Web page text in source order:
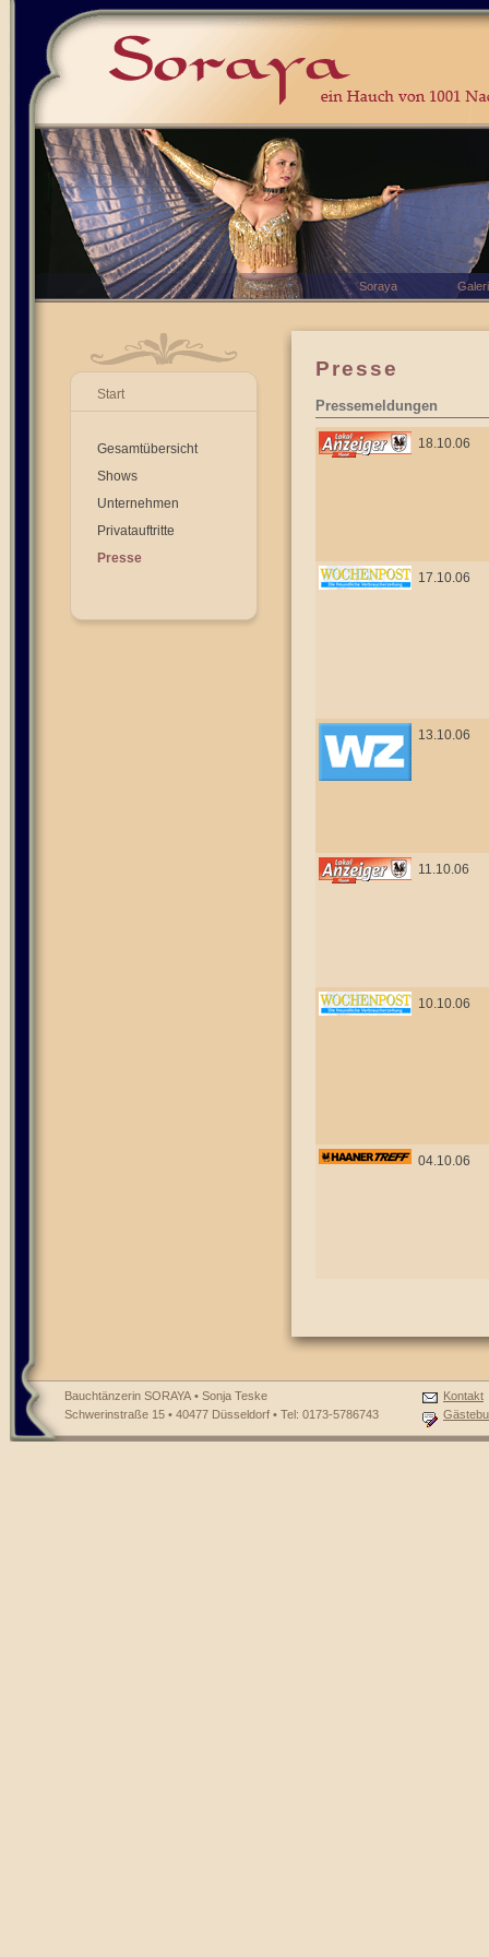
Start
Gesamtübersicht
Shows
Unternehmen
Privatauftritte
Presse
Presse
Pressemeldungen
18.10.06
17.10.06
13.10.06
11.10.06
10.10.06
04.10.06
Bauchtänzerin SORAYA • Sonja Teske
Schwerinstraße 15 • 40477 Düsseldorf • Tel: 0173-5786743
Kontakt
Soraya